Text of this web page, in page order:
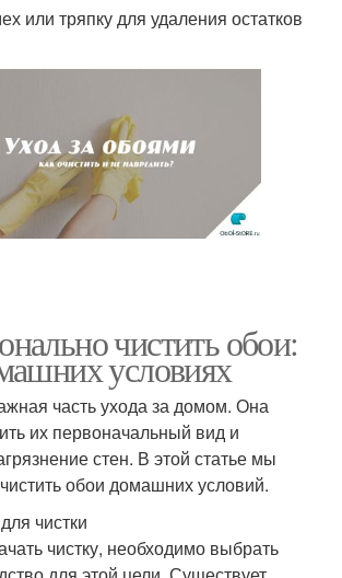
или тряпку для удаления остатков
чистить обои:
условиях
часть ухода за домом. Она
их первоначальный вид и
стен. В этой статье мы
обои домашних условий.
чистки
чистку, необходимо выбрать